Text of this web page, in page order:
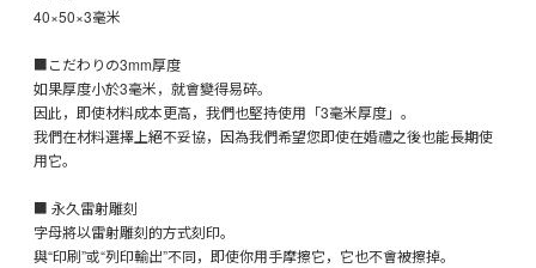
40×50×3毫米
■こだわりの3mm厚度
如果厚度小於3毫米，就會變得易碎。
因此，即使材料成本更高，我們也堅持使用「3毫米厚度」。
我們在材料選擇上絕不妥協，因為我們希望您即使在婚禮之後也能長期使
用它。
■ 永久雷射雕刻
字母將以雷射雕刻的方式刻印。
與“印刷”或“列印輸出”不同，即使你用手摩擦它，它也不會被擦掉。